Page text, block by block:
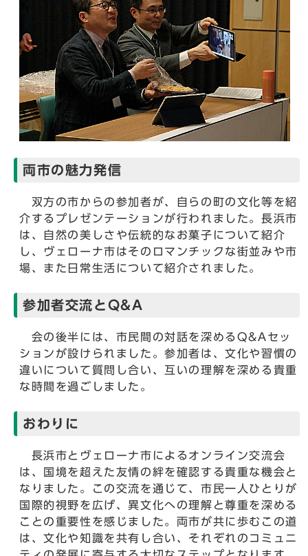
両市の魅力発信
双方の市からの参加者が、自らの町の文化等を紹
介するプレゼンテーションが行われました。長浜市
は、自然の美しさや伝統的なお菓子について紹介
し、ヴェローナ市はそのロマンチックな街並みや市
場、また日常生活について紹介されました。
参加者交流とQ&A
会の後半には、市民間の対話を深めるQ&Aセッ
ションが設けられました。参加者は、文化や習慣の
違いについて質問し合い、互いの理解を深める貴重
な時間を過ごしました。
おわりに
長浜市とヴェローナ市によるオンライン交流会
は、国境を超えた友情の絆を確認する貴重な機会と
なりました。この交流を通じて、市民一人ひとりが
国際的視野を広げ、異文化への理解と尊重を深める
ことの重要性を感じました。両市が共に歩むこの道
は、文化や知識を共有し合い、それぞれのコミュニ